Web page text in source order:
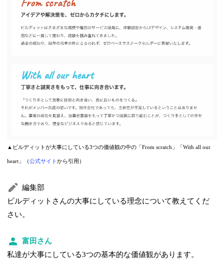
▲ビルディットが大事にしている3つの価値観の中の「From scratch」「With all our
heart」（公式サイトから引用）
編集部
ビルディットさんの大事にしている理念について教えてくだ
さい。
富田さん
私達が大事にしている3つの基本的な価値観があります。